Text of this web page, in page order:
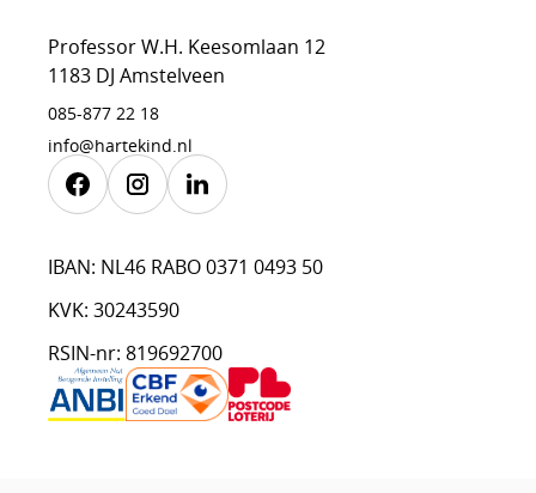
Professor W.H. Keesomlaan 12
1183 DJ Amstelveen
085-877 22 18
info@hartekind.nl
FacebookInstagramLinkedin
IBAN: NL46 RABO 0371 0493 50
KVK: 30243590
RSIN-nr: 819692700